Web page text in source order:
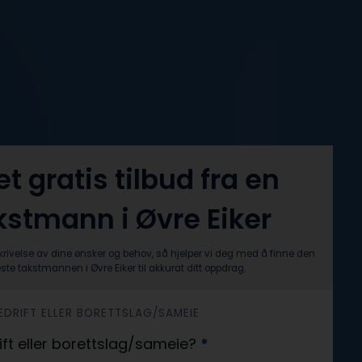
gratis tilbud fra en
i Øvre Eiker
av dine ønsker og behov, så hjelper vi deg med å finne den
takstmannen i Øvre Eiker til akkurat ditt oppdrag.
ELLER BORETTSLAG/SAMEIE
eller borettslag/sameie? *